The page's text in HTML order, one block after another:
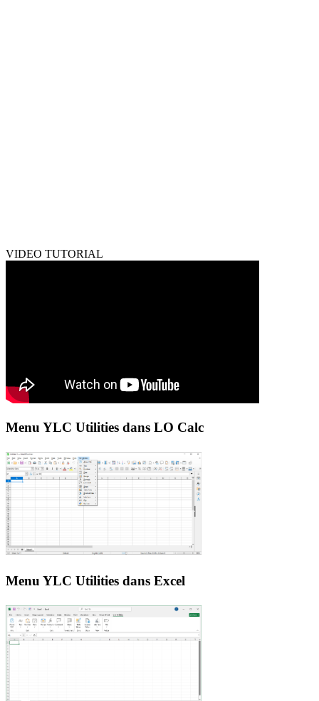
VIDEO TUTORIAL
Menu YLC Utilities dans LO Calc
Menu YLC Utilities dans Excel